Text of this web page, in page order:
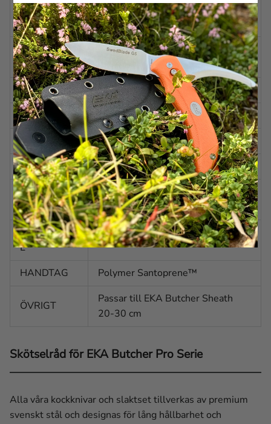
BLADLÄNG
D
235 mm
BLADTJOCK
LEK
2,3 mm
VIKT
179 g
STÅL
Alleima 12C27 (HRC 57-59)
BLADFINISH
Polerad
BLADFORM
Dropp-formad spetsig topp
BLADSLIPNI
NG
Eggsval slipning
BLADVINKE
L
Ca. 20 grader per sida
HANDTAG Polymer Santoprene™
ÖVRIGT
Passar till EKA Butcher Sheath
20-30 cm
Skötselråd för EKA Butcher Pro Serie
Alla våra kockknivar och slaktset tillverkas av premium
svenskt stål och designas för lång hållbarhet och